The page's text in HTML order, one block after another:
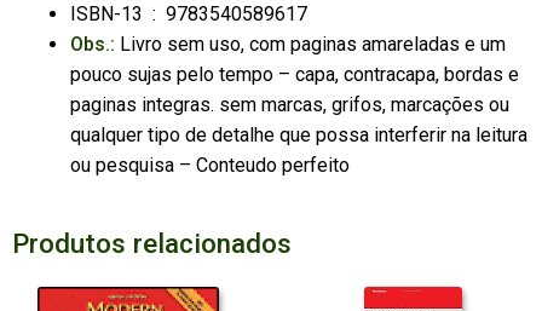
ISBN-13 ‏ : ‎ 9783540589617
Obs.: Livro sem uso, com paginas amareladas e um
pouco sujas pelo tempo – capa, contracapa, bordas e
paginas integras. sem marcas, grifos, marcações ou
qualquer tipo de detalhe que possa interferir na leitura
ou pesquisa – Conteudo perfeito
Produtos relacionados